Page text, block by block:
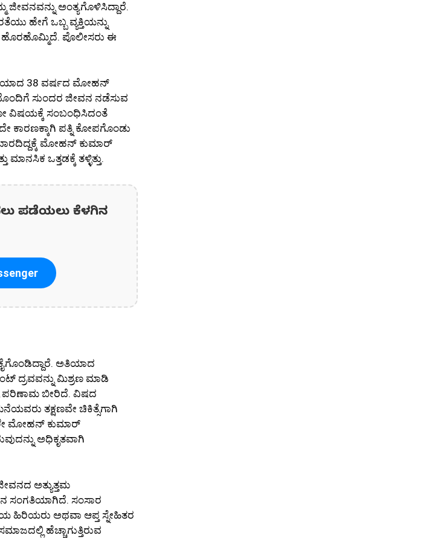
ಅಂತ್ಯಗೊಳಿಸಿದ್ದಾರೆ.
ಹೇಗೆ ಒಬ್ಬ ವ್ಯಕ್ತಿಯನ್ನು
ಹೊರಹೊಮ್ಮಿದೆ. ಪೊಲೀಸರು ಈ
38 ವರ್ಷದ ಮೋಹನ್
ಸುಂದರ ಜೀವನ ನಡೆಸುವ
ವಿಷಯಕ್ಕೆ ಸಂಬಂಧಿಸಿದಂತೆ
ಕಾರಣಕ್ಕಾಗಿ ಪತ್ನಿ ಕೋಪಗೊಂಡು
ಮೋಹನ್ ಕುಮಾರ್
ಒತ್ತಡಕ್ಕೆ ತಳ್ಳಿತ್ತು.
ಪಡೆಯಲು ಕೆಳಗಿನ
ಅತಿಯಾದ
ದ್ರವವನ್ನು ಮಿಶ್ರಣ ಮಾಡಿ
ಪರಿಣಾಮ ಬೀರಿದೆ. ವಿಷದ
ತಕ್ಷಣವೇ ಚಿಕಿತ್ಸೆಗಾಗಿ
ಮೋಹನ್ ಕುಮಾರ್
ಅಧಿಕೃತವಾಗಿ
ಅತ್ಯುತ್ತಮ
ಸಂಗತಿಯಾಗಿದೆ. ಸಂಸಾರ
ಹಿರಿಯರು ಅಥವಾ ಆಪ್ತ ಸ್ನೇಹಿತರ
ಹೆಚ್ಚಾಗುತ್ತಿರುವ